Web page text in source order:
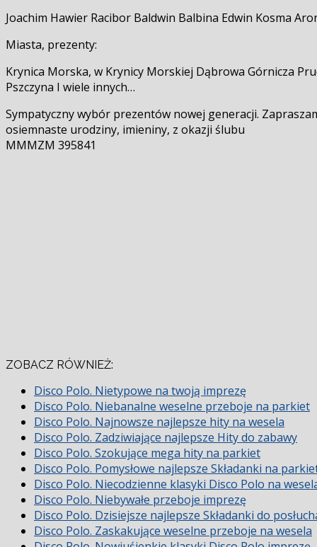
Joachim Hawier Racibor Baldwin Balbina Edwin Kosma
Miasta, prezenty:
Krynica Morska, w Krynicy Morskiej Dąbrowa Górnicza
Pszczyna I wiele innych…
Sympatyczny wybór prezentów nowej generacji.
osiemnaste urodziny, imieniny, z okazji ślubu
MMMZM 395841
ZOBACZ RÓWNIEŻ:
Disco Polo. Nietypowe na twoją imprezę
Disco Polo. Niebanalne weselne przeboje na parkiet
Disco Polo. Najnowsze najlepsze hity na wesela
Disco Polo. Zadziwiające najlepsze Hity do zabawy
Disco Polo. Szokujące mega hity na parkiet
Disco Polo. Pomysłowe najlepsze Składanki na
Disco Polo. Niecodzienne klasyki Disco Polo na
Disco Polo. Niebywałe przeboje imprezę
Disco Polo. Dzisiejsze najlepsze Składanki do
Disco Polo. Zaskakujące weselne przeboje na wesela